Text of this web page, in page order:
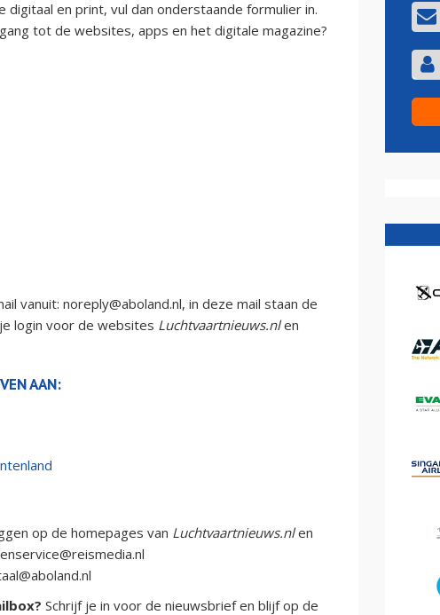
en print, vul dan onderstaande formulier in.
tot de websites, apps en het digitale magazine?
vanuit: noreply@aboland.nl, in deze mail staan de
login voor de websites Luchtvaartnieuws.nlen
AAN:
op de homepages van Luchtvaartnieuws.nlen
Schrijf je in voor de nieuwsbrief en blijf op de